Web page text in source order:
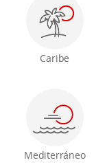
Caribe
Mediterráneo